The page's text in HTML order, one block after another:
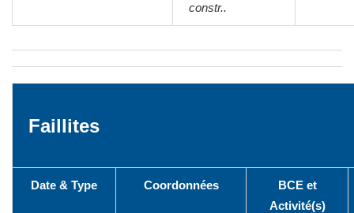
constr..
Faillites
Date & Type Coordonnées
BCE et
Activité(s)